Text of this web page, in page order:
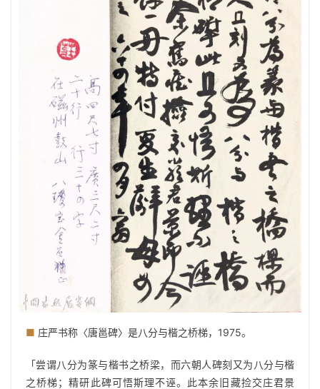
■ 庄严书称〈唐邕碑〉是八分与楷之桥梯，1975。
「尝谓八分为篆与楷书之桥梁，而六朝人碑刻又为八分与楷
之桥梯；精研此碑可悟斯理不诬。此本余旧藏捡交庄君景